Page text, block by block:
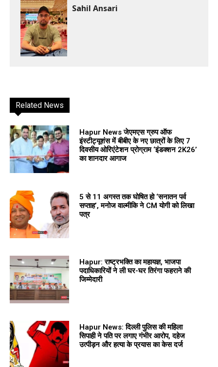
Sahil Ansari
Related News
Hapur News जेएमएस ग्रुप ऑफ
इंस्टीट्यूशंस में बीबीए के नए छात्रों के लिए 7
दिवसीय ओरिएंटेशन प्रोग्राम ‘इंडक्शन 2K26’
का शानदार आगाज
5 से 11 अगस्त तक घोषित हो ‘सनातन पर्व
सप्ताह’, मनोज वाल्मीकि ने CM योगी को लिखा
पत्र
Hapur: राष्ट्रभक्ति का महायज्ञ, भाजपा
पदाधिकारियों ने ली घर-घर तिरंगा फहराने की
जिम्मेदारी
Hapur News: दिल्ली पुलिस की महिला
सिपाही ने पति पर लगाए गंभीर आरोप, दहेज
उत्पीड़न और हत्या के प्रयास का केस दर्ज